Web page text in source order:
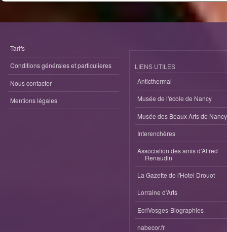
Tarifs
Conditions générales et particulieres
Nous contacter
Mentions légales
LIENS UTILES
Anticthermal
Musée de l'école de Nancy
Musée des Beaux Arts de Nancy
Interenchères
Association des amis d'Alfred
Renaudin
La Gazette de l'Hotel Drouot
Lorraine d'Arts
EcriVosges-Biographies
nabecor.fr